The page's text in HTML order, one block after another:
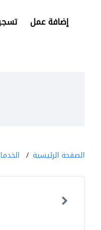
إضافة عمل
الصفحة الرئيسية